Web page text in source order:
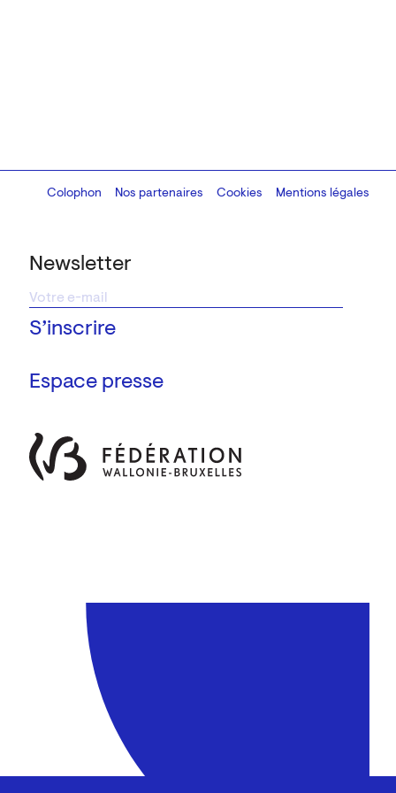
Newsletter
Espace presse
Colophon
Design:Marcel Kaczmarek, code:8080.studio
Nos partenaires Cookies Mentions légales